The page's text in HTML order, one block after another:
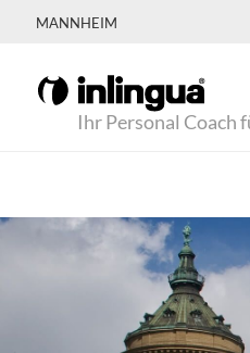
MANNHEIM
Ihr Personal Coach